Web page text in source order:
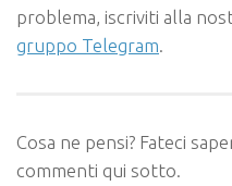
problema, iscriviti alla
gruppo Telegram
Cosa ne pensi? Fateci
commenti qui sotto.